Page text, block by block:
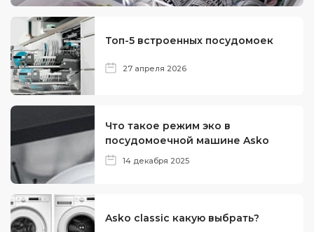
Топ-5 встроенных посудомоек
27 апреля 2026
Что такое режим эко в
посудомоечной машине Asko
14 декабря 2025
Asko classic какую выбрать?